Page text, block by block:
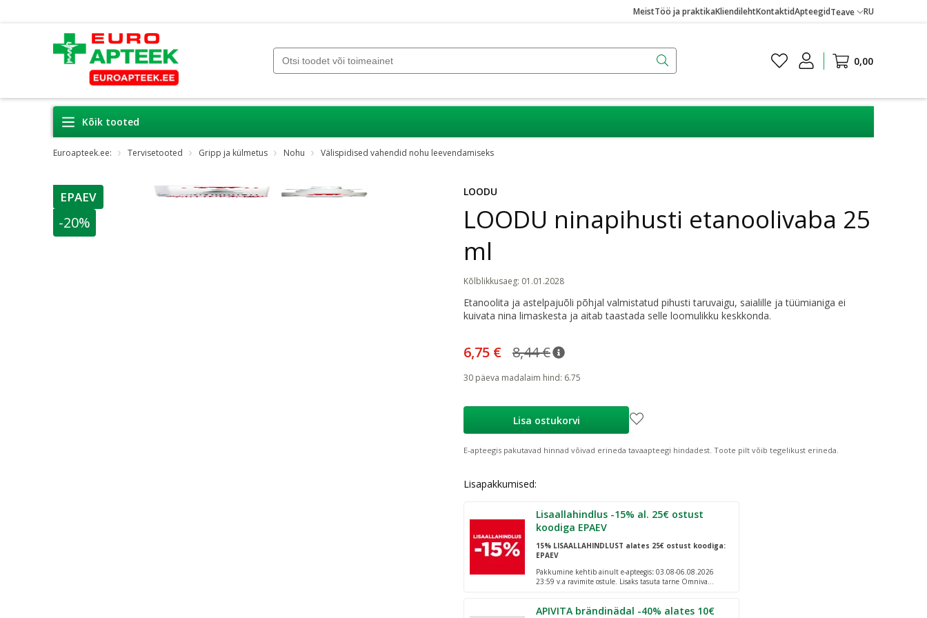
MeistTöö ja praktikaKliendilehtKontaktidApteegidTeave RU
0,00
Kõik tooted
Euroapteek.ee: Tervisetooted Gripp ja külmetus Nohu Välispidised vahendid nohu leevendamiseks
nõuanne
EPAEV
-20%
LOODU
LOODU ninapihusti etanoolivaba 25
ml
Kõlblikkusaeg: 01.01.2028
Etanoolita ja astelpajuõli põhjal valmistatud pihusti taruvaigu, saialille ja tüümianiga ei
kuivata nina limaskesta ja aitab taastada selle loomulikku keskkonda.
8,44 €nõuanne
Tavaline hind
6,75 €
30 päeva madalaim hind: 6.75
Lisa ostukorvi
E-apteegis pakutavad hinnad võivad erineda tavaapteegi hindadest. Toote pilt võib tegelikust erineda.
Lisapakkumised:
Lisaallahindlus -15% al. 25€ ostust
koodiga EPAEV
15% LISAALLAHINDLUST alates 25€ ostust koodiga:
EPAEV
Pakkumine kehtib ainult e-apteegis: 03.08-06.08.2026
23:59 v.a ravimite ostule. Lisaks tasuta tarne Omniva
APIVITA brändinädal -40% alates 10€